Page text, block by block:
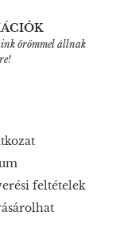
örömmel állnak
feltételek